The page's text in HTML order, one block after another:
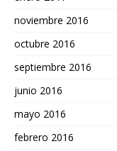
noviembre 2016
octubre 2016
septiembre 2016
junio 2016
mayo 2016
febrero 2016